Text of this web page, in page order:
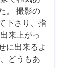
。 撮影の
下さり、指
来上がっ
に出来るよ
どうもあ